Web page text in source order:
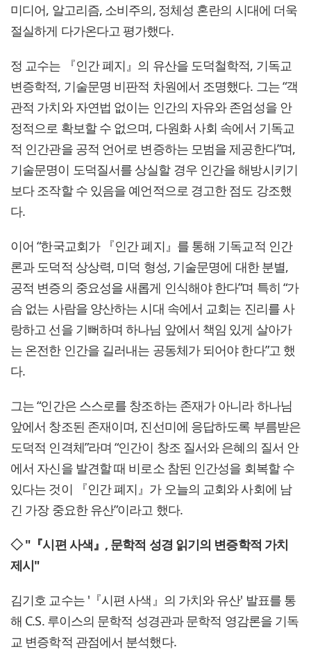
미디어, 알고리즘, 소비주의, 정체성 혼란의 시대에 더욱
절실하게 다가온다고 평가했다.
정 교수는 『인간 폐지』의 유산을 도덕철학적, 기독교
변증학적, 기술문명 비판적 차원에서 조명했다. 그는 “객
관적 가치와 자연법 없이는 인간의 자유와 존엄성을 안
정적으로 확보할 수 없으며, 다원화 사회 속에서 기독교
적 인간관을 공적 언어로 변증하는 모범을 제공한다”며,
기술문명이 도덕질서를 상실할 경우 인간을 해방시키기
보다 조작할 수 있음을 예언적으로 경고한 점도 강조했
다.
이어 “한국교회가 『인간 폐지』를 통해 기독교적 인간
론과 도덕적 상상력, 미덕 형성, 기술문명에 대한 분별,
공적 변증의 중요성을 새롭게 인식해야 한다”며 특히 “가
슴 없는 사람을 양산하는 시대 속에서 교회는 진리를 사
랑하고 선을 기뻐하며 하나님 앞에서 책임 있게 살아가
는 온전한 인간을 길러내는 공동체가 되어야 한다”고 했
다.
그는 “인간은 스스로를 창조하는 존재가 아니라 하나님
앞에서 창조된 존재이며, 진선미에 응답하도록 부름받은
도덕적 인격체”라며 “인간이 창조 질서와 은혜의 질서 안
에서 자신을 발견할 때 비로소 참된 인간성을 회복할 수
있다는 것이 『인간 폐지』가 오늘의 교회와 사회에 남
긴 가장 중요한 유산”이라고 했다.
◇ "『시편 사색』, 문학적 성경 읽기의 변증학적 가치
제시"
김기호 교수는 '『시편 사색』의 가치와 유산' 발표를 통
해 C.S. 루이스의 문학적 성경관과 문학적 영감론을 기독
교 변증학적 관점에서 분석했다.